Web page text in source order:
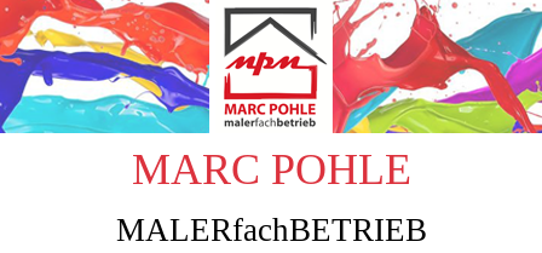
MARC POHLE
MALERfachBETRIEB